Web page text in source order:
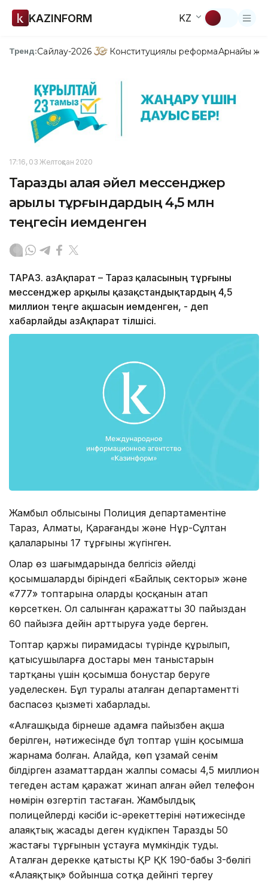
KAZINFORM KZ
Тренд:Сайлау-2026 Конституциялық реформаАрнайы
17:16, 03 Желтоқсан 2020
Тараздық алаяқ әйел мессенджер
арқылы тұрғындардың 4,5 млн
теңгесін иемденген
ТАРАЗ. ҚазАқпарат – Тараз қаласының тұрғыны
мессенджер арқылы қазақстандықтардың 4,5
миллион теңге ақшасын иемденген, - деп
хабарлайды ҚазАқпарат тілшісі.
Жамбыл облысының Полиция департаментіне
Тараз, Алматы, Қарағанды және Нұр-Сұлтан
қалаларының 17 тұрғыны жүгінген.
Олар өз шағымдарында белгісіз әйелдің
қосымшалардың біріндегі «Байлық секторы» және
«777» топтарына оларды қосқанын атап
көрсеткен. Ол салынған қаражатты 30 пайыздан
60 пайызға дейін арттыруға уәде берген.
Топтар қаржы пирамидасы түрінде құрылып,
қатысушыларға достары мен таныстарын
тартқаны үшін қосымша бонустар беруге
уәделескен. Бұл туралы аталған департаменттің
баспасөз қызметі хабарлады.
«Алғашқыда бірнеше адамға пайызбен ақша
берілген, нәтижесінде бұл топтар үшін қосымша
жарнама болған. Алайда, көп ұзамай сенім
білдірген азаматтардан жалпы сомасы 4,5 миллион
теңгеден астам қаражат жинап алған әйел телефон
нөмірін өзгертіп тастаған. Жамбылдық
полицейлердің кәсіби іс-әрекеттерінің нәтижесінде
алаяқтық жасады деген күдікпен Тараздың 50
жастағы тұрғынын ұстауға мүмкіндік туды.
Аталған дерекке қатысты ҚР ҚК 190-бабы 3-бөлігі
«Алаяқтық» бойынша сотқа дейінгі тергеу